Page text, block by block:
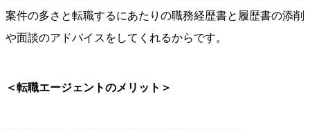
案件の多さと転職するにあたりの職務経歴書と履歴書の添削
や面談のアドバイスをしてくれるからです。
＜転職エージェントのメリット＞